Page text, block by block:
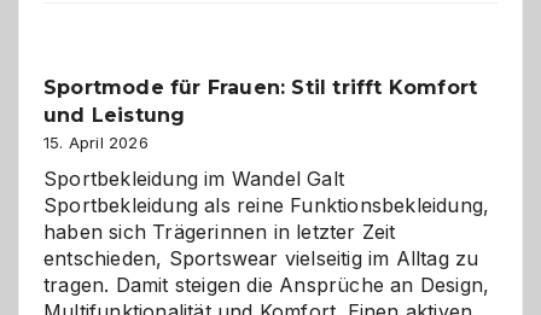
gegen
Chaos
Sportmode für Frauen: Stil trifft Komfort
und Leistung
15. April 2026
Sportbekleidung im Wandel Galt
Sportbekleidung als reine Funktionsbekleidung,
haben sich Trägerinnen in letzter Zeit
entschieden, Sportswear vielseitig im Alltag zu
tragen. Damit steigen die Ansprüche an Design,